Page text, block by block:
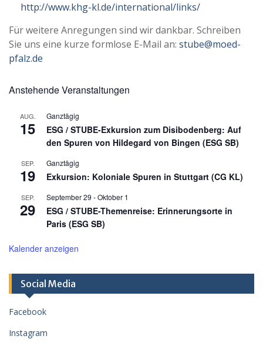
http://www.khg-kl.de/international/links/
Für weitere Anregungen sind wir dankbar. Schreiben
Sie uns eine kurze formlose E-Mail an: stube@moed-
pfalz.de
Anstehende Veranstaltungen
AUG.
15
Ganztägig
ESG / STUBE-Exkursion zum Disibodenberg: Auf
den Spuren von Hildegard von Bingen (ESG SB)
SEP.
19
Ganztägig
Exkursion: Koloniale Spuren in Stuttgart (CG KL)
SEP.
29
September 29 -Oktober 1
ESG / STUBE-Themenreise: Erinnerungsorte in
Paris (ESG SB)
Kalender anzeigen
Social Media
Facebook
Instagram